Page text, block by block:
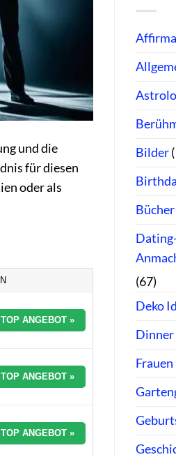
und die
für diesen
oder als
ANGEBOT »
ANGEBOT »
ANGEBOT »
Bilder
Bücher
(67)
Deko
Dinner
Frauen